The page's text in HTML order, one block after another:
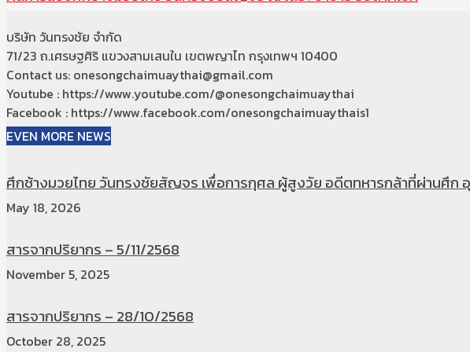
บริษัท วันทรงชัย จำกัด
71/23 ถ.เศรษฐศิริ แขวงสามเสนใน เขตพญาไท กรุงเทพฯ 10400
Contact us: onesongchaimuaythai@gmail.com
Youtube : https://www.youtube.com/@onesongchaimuaythai
Facebook : https://www.facebook.com/onesongchaimuaythais1
EVEN MORE NEWS
ศึกช้างมวยไทย วันทรงชัยสัญจร เพื่อการกุศล ผู้สูงวัย อดีตทหารกล้าที่ผ่านศึก อุ
May 18, 2026
สารจากปริยากร – 5/11/2568
November 5, 2025
สารจากปริยากร – 28/10/2568
October 28, 2025